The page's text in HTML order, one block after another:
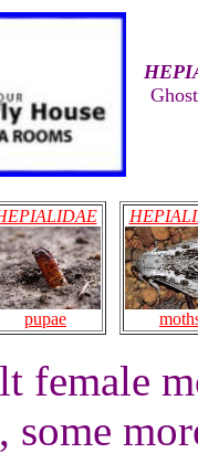
pupae
female
some